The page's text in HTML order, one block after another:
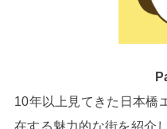
10年以上見てきた日本橋
在する魅力的な街を紹介